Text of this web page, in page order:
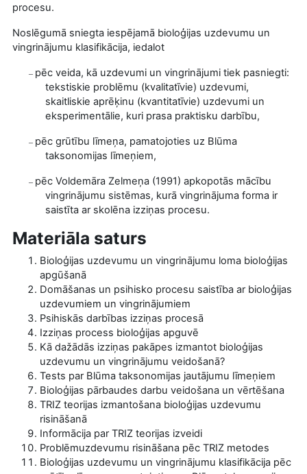
procesu.
Noslēgumā sniegta iespējamā bioloģijas uzdevumu un
vingrinājumu klasifikācija, iedalot
– pēc veida, kā uzdevumi un vingrinājumi tiek pasniegti:
tekstiskie problēmu (kvalitatīvie) uzdevumi,
skaitliskie aprēķinu (kvantitatīvie) uzdevumi un
eksperimentālie, kuri prasa praktisku darbību,
– pēc grūtību līmeņa, pamatojoties uz Blūma
taksonomijas līmeņiem,
– pēc Voldemāra Zelmeņa (1991) apkopotās mācību
vingrinājumu sistēmas, kurā vingrinājuma forma ir
saistīta ar skolēna izziņas procesu.
Materiāla saturs
Bioloģijas uzdevumu un vingrinājumu loma bioloģijas
apgūšanā
Domāšanas un psihisko procesu saistība ar bioloģijas
uzdevumiem un vingrinājumiem
Psihiskās darbības izziņas procesā
Izziņas process bioloģijas apguvē
Kā dažādās izziņas pakāpes izmantot bioloģijas
uzdevumu un vingrinājumu veidošanā?
Tests par Blūma taksonomijas jautājumu līmeņiem
Bioloģijas pārbaudes darbu veidošana un vērtēšana
TRIZ teorijas izmantošana bioloģijas uzdevumu
risināšanā
Informācija par TRIZ teorijas izveidi
Problēmuzdevumu risināšana pēc TRIZ metodes
Bioloģijas uzdevumu un vingrinājumu klasifikācija pēc